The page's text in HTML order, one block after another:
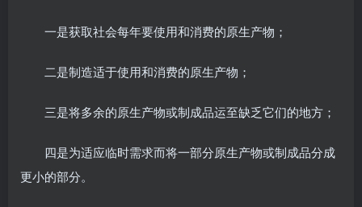
一是获取社会每年要使用和消费的原生产物；
二是制造适于使用和消费的原生产物；
三是将多余的原生产物或制成品运至缺乏它们的地方；
四是为适应临时需求而将一部分原生产物或制成品分成
更小的部分。